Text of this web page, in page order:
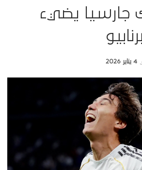
جارسيا يضيء
4 يناير 2026